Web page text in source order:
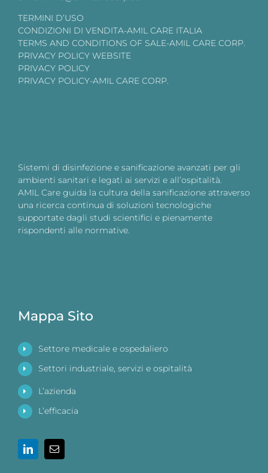
TERMINI D’USO
CONDIZIONI DI VENDITA-AMIL CARE ITALIA
TERMS AND CONDITIONS OF SALE-AMIL CARE CORP.
PRIVACY POLICY WEBSITE
PRIVACY POLICY
PRIVACY POLICY-AMIL CARE CORP.
Sistemi di disinfezione e sanificazione avanzati per gli
ambienti sanitari e legati ai servizi e all’ospitalità.
AMIL Care guida la cultura della sanificazione attraverso
una ricerca continua di soluzioni tecnologiche
supportate dagli studi scientifici e pienamente
rispondenti alle normative.
Mappa Sito
Settore medicale e ospedaliero
Settori industriale, servizi e ospitalità
L’azienda
L’efficacia